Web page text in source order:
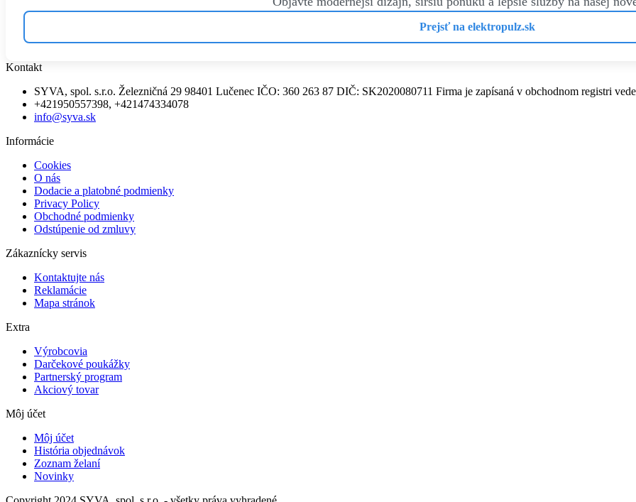
Prejsť na elektropulz.sk
Kontakt
SYVA, spol. s.r.o. Železničná 29 98401 Lučenec IČO: 360 263 87 DIČ: SK2020080711 Firma je zapísaná v obchodnom registri
+421950557398, +421474334078
info@syva.sk
Informácie
Cookies
O nás
Dodacie a platobné podmienky
Privacy Policy
Obchodné podmienky
Odstúpenie od zmluvy
Zákaznícky servis
Kontaktujte nás
Reklamácie
Mapa stránok
Extra
Výrobcovia
Darčekové poukážky
Partnerský program
Akciový tovar
Môj účet
Môj účet
História objednávok
Zoznam želaní
Novinky